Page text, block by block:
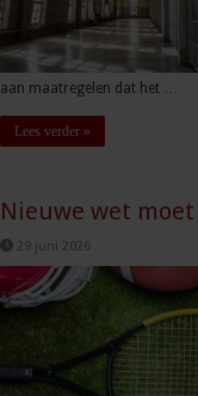
aan maatregelen dat het …
Lees verder »
Nieuwe wet
29 juni 2026